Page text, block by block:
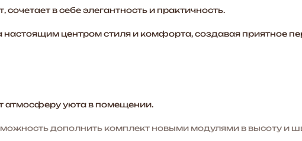
в себе элегантность и практичность.
настоящим центром стиля и комфорта, создавая приятное
уюта в помещении.
дополнить комплект новыми модулями в высоту и